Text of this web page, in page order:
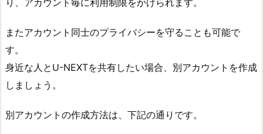
り、アカウント毎に利用制限をかけられます。
またアカウント同士のプライバシーを守ることも可能で
す。
身近な人とU-NEXTを共有したい場合、別アカウントを作成
しましょう。
別アカウントの作成方法は、下記の通りです。